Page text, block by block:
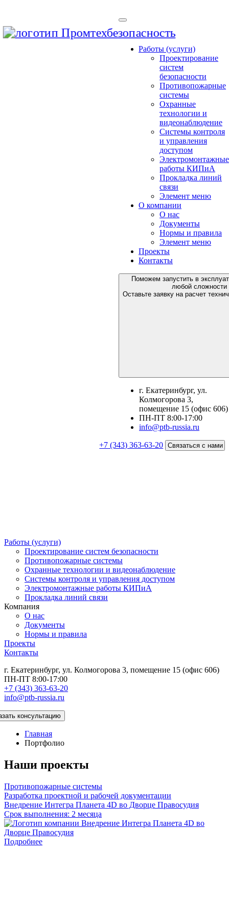
Работы (услуги)
Проектирование
систем
безопасности
Противопожарные
системы
Охранные
технологии и
видеонаблюдение
Системы контроля
и управления
доступом
Электромонтажные
работы КИПиА
Прокладка линий
связи
Элемент меню
О компании
О нас
Документы
Нормы и правила
Элемент меню
Проекты
Контакты
Поможем запустить в
любой сложности
Оставьте заявку на расчет
г. Екатеринбург, ул.
Колмогорова 3,
помещение 15 (офис 606)
ПН-ПТ 8:00-17:00
info@ptb-russia.ru
+7 (343) 363-63-20 Связаться с нами
Работы (услуги)
Проектирование систем безопасности
Противопожарные системы
Охранные технологии и видеонаблюдение
Системы контроля и управления доступом
Электромонтажные работы КИПиА
Прокладка линий связи
Компания
О нас
Документы
Нормы и правила
Проекты
Контакты
г. Екатеринбург, ул. Колмогорова 3, помещение 15 (офис 606)
ПН-ПТ 8:00-17:00
+7 (343) 363-63-20
info@ptb-russia.ru
консультацию
Главная
Портфолио
Наши проекты
Противопожарные системы
Разработка проектной и рабочей документации
Внедрение Интегра Планета 4D во Дворце Правосудия
Срок выполнения: 2 месяца
Подробнее